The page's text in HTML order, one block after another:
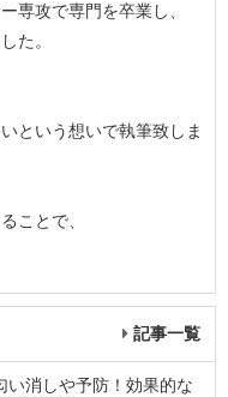
専攻で専門を卒業し、
た。
という想いで執筆致しま
ことで、
記事一覧
い消しや予防！効果的な